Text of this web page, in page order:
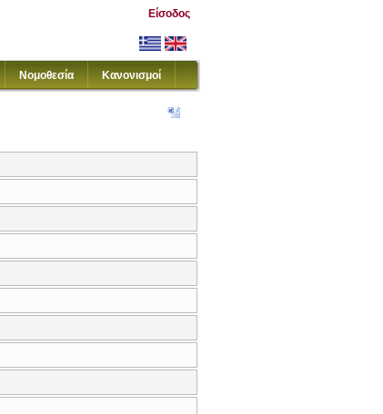
Είσοδος
Νομοθεσία Κανονισμοί